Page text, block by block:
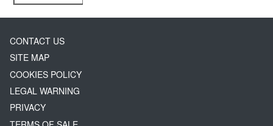
CONTACT US
SITE MAP
COOKIES POLICY
LEGAL WARNING
PRIVACY